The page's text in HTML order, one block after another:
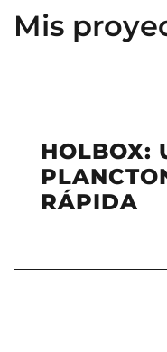
Mis
HOLBOX:
RÁPIDA